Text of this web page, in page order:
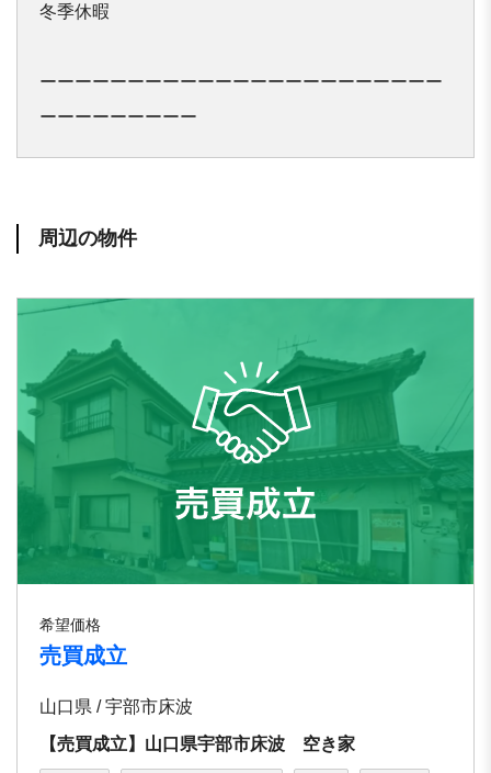
冬季休暇
ーーーーーーーーーーーーーーーーーーーーーーー
ーーーーーーーーー
周辺の物件
希望価格
売買成立
山口県 / 宇部市床波
【売買成立】山口県宇部市床波 空き家